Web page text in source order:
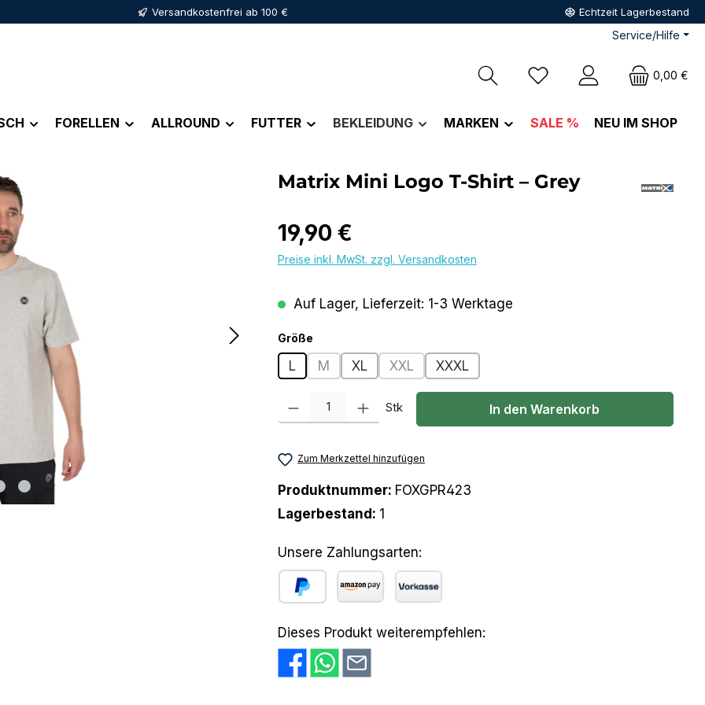
Versandkostenfrei ab 100 € Echtzeit Lagerbestand
Service/Hilfe
Du hast 0 Produkte auf dem
0,00 €
FORELLEN ALLROUND FUTTER BEKLEIDUNG MARKEN SALE % NEU IM SHOP
Matrix Mini Logo T-Shirt – Grey
Regulärer Preis:
19,90 €
Preise inkl. MwSt. zzgl. Versandkosten
Auf Lager, Lieferzeit: 1-3 Werktage
Größeauswählen
L M
(Diese Option ist zurzeit nicht verfügbar.)
XL XXL
(Diese Option ist zurzeit nicht verfügbar.)
XXXL
Produkt Anzahl: Gib den gewünschten Wert ein oder benutze die Schaltflächen
Stk In den Warenkorb
Zum Merkzettel hinzufügen
Produktnummer: FOXGPR423
Lagerbestand: 1
Unsere Zahlungsarten:
Dieses Produkt weiterempfehlen: